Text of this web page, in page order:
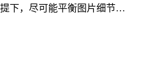
下，尽可能平衡图片细节…